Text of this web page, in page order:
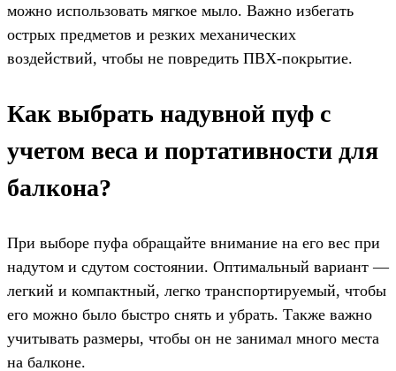
можно использовать мягкое мыло. Важно избегать
острых предметов и резких механических
воздействий, чтобы не повредить ПВХ-покрытие.
Как выбрать надувной пуф с
учетом веса и портативности для
балкона?
При выборе пуфа обращайте внимание на его вес при
надутом и сдутом состоянии. Оптимальный вариант —
легкий и компактный, легко транспортируемый, чтобы
его можно было быстро снять и убрать. Также важно
учитывать размеры, чтобы он не занимал много места
на балконе.